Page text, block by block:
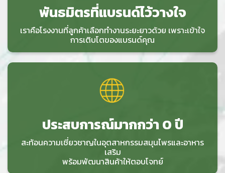
พันธมิตรที่แบรนด์ไว้วางใจ
เราคือโรงงานที่ลูกค้าเลือกทำงานระยะยาวด้วย เพราะเข้าใจ
การเติบโตของแบรนด์คุณ
ประสบการณ์มากกว่า 0 ปี
สะท้อนความเชี่ยวชาญในอุตสาหกรรมสมุนไพรและอาหาร
เสริม
พร้อมพัฒนาสินค้าให้ตอบโจทย์